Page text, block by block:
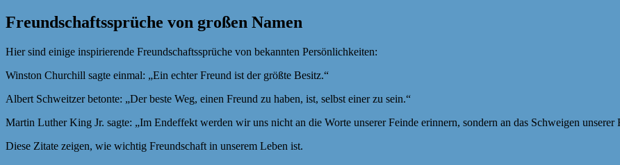
Freundschaftssprüche von großen Namen
Hier sind einige inspirierende Freundschaftssprüche von bekannten Persönlichkeiten:
Winston Churchill sagte einmal: „Ein echter Freund ist der größte Besitz.“
Albert Schweitzer betonte: „Der beste Weg, einen Freund zu haben, ist, selbst einer zu sein.“
Martin Luther King Jr. sagte: „Im Endeffekt werden wir uns nicht an die Worte unserer Feinde erinnern, sondern an das Schweigen unserer
Diese Zitate zeigen, wie wichtig Freundschaft in unserem Leben ist.